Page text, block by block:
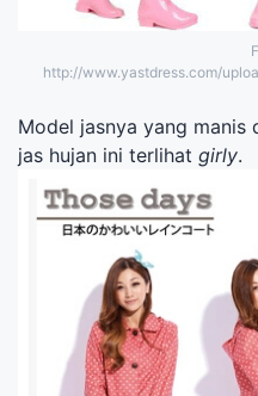
http://www.yastdress.com/
Model jasnya yang
jas hujan ini terlihat girly.